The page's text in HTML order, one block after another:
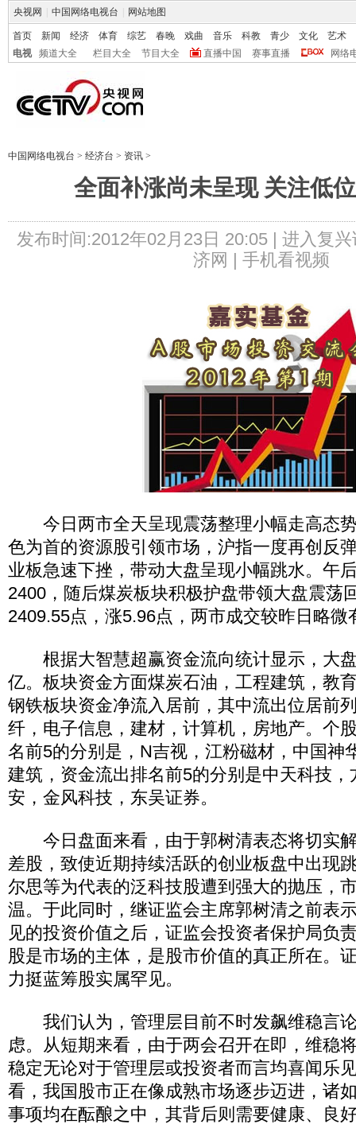
央视网 中国网络电视台 网站地图
首页 新闻 经济 体育 综艺 春晚 戏曲 音乐 科教 青少 文化
艺术
电视
频道大全 栏目大全 节目大全 直播中国 赛事直播 网络
中国网络电视台 > 经济台 > 资讯 >
全面补涨尚未呈现 关注低
发布时间:2012年02月23日 20:05 | 进入复兴
济网 | 手机看视频
今日两市全天呈现震荡整理小幅走高态
色为首的资源股引领市场，沪指一度再创反
业板急速下挫，带动大盘呈现小幅跳水。午
2400，随后煤炭板块积极护盘带领大盘震荡
2409.55点，涨5.96点，两市成交较昨日略微
根据大智慧超赢资金流向统计显示，大
亿。板块资金方面煤炭石油，工程建筑，教
钢铁板块资金净流入居前，其中流出位居前
纤，电子信息，建材，计算机，房地产。个
名前5的分别是，N吉视，江粉磁材，中国神
建筑，资金流出排名前5的分别是中天科技
安，金风科技，东吴证券。
今日盘面来看，由于郭树清表态将切实
差股，致使近期持续活跃的创业板盘中出现
尔思等为代表的泛科技股遭到强大的抛压，
温。于此同时，继证监会主席郭树清之前表
见的投资价值之后，证监会投资者保护局负
股是市场的主体，是股市价值的真正所在。
力挺蓝筹股实属罕见。
我们认为，管理层目前不时发飙维稳言
虑。从短期来看，由于两会召开在即，维稳
稳定无论对于管理层或投资者而言均喜闻乐
看，我国股市正在像成熟市场逐步迈进，诸
事项均在酝酿之中，其背后则需要健康、良